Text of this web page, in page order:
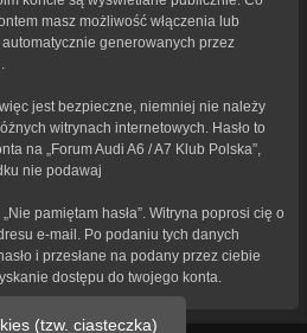
(tzw. ciasteczka)
masz możliwość włączenia lub
generowanych przez
jest bezpieczne, niemniej nie należy
witrynach internetowych. Hasło to
na „Forum Audi A6 / A7 Klub Polska”,
nie podawaj
pamiętam hasła”. Witryna poprosi cię o
e-mail. Po podaniu tych danych
i przesłane na podany przez ciebie
dostępu do twojego konta.